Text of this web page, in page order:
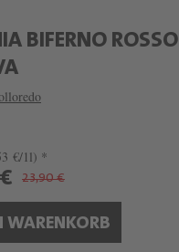
BIFERNO ROSSO
€/1l) *
23,90 €
WARENKORB